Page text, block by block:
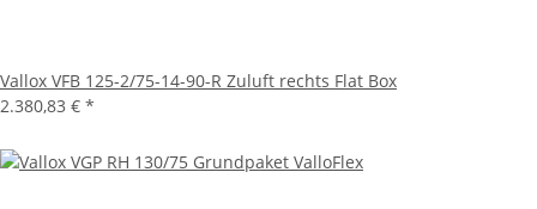
Vallox VFB 125-2/75-14-90-R Zuluft rechts Flat Box
2.380,83 € *